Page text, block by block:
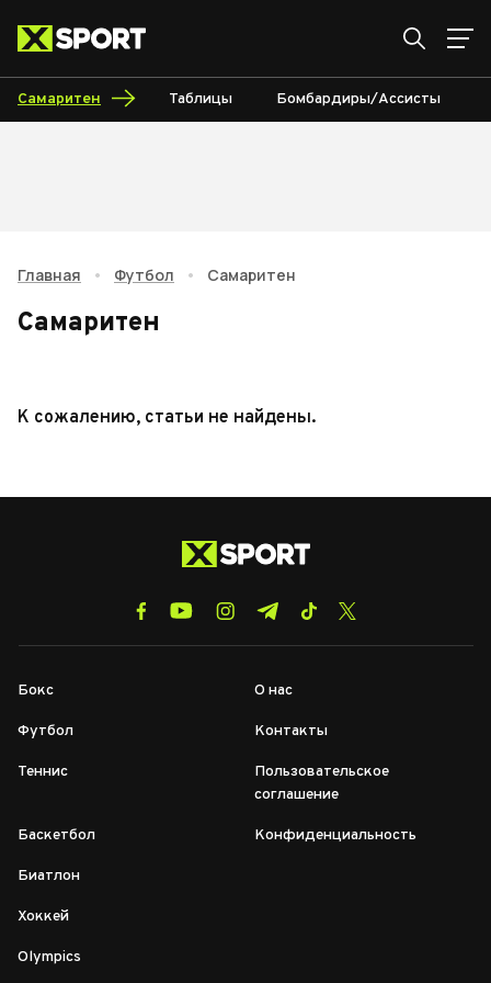
Самаритен Таблицы Бомбардиры/Ассисты
Главная • Футбол • Самаритен
Самаритен
К сожалению, статьи не найдены.
Бокс
Футбол
Теннис
Баскетбол
Биатлон
Хоккей
Olympics
О нас
Контакты
Пользовательское
соглашение
Конфиденциальность